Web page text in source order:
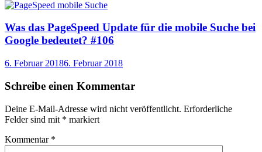
Was das PageSpeed Update für die mobile Suche bei
Google bedeutet? #106
6. Februar 20186. Februar 2018
Schreibe einen Kommentar
Deine E-Mail-Adresse wird nicht veröffentlicht. Erforderliche
Felder sind mit * markiert
Kommentar *